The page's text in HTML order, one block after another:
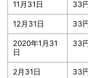
11月31日 33
12月31日 33
2020年1月31
日
33
2月31日 33